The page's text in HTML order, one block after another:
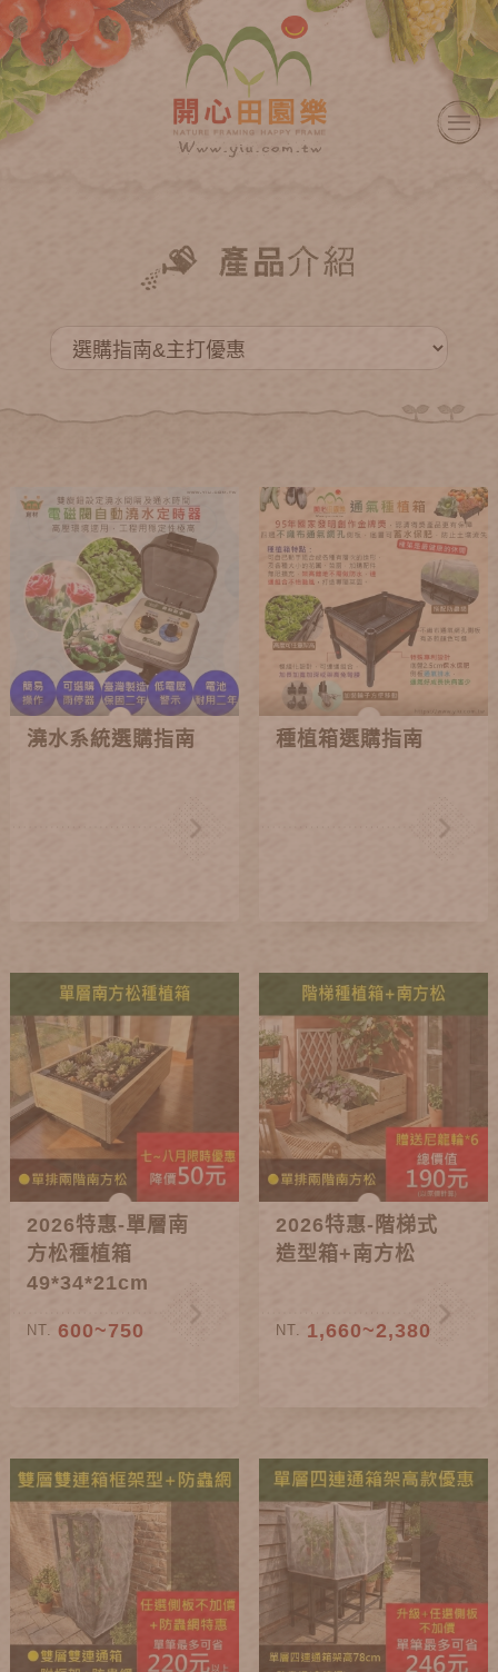
澆水系統選購指南 種植箱選購指南
2026特惠-單層南
方松種植箱
49*34*21cm
NT. 600~750
2026特惠-階梯式
造型箱+南方松
NT. 1,660~2,380